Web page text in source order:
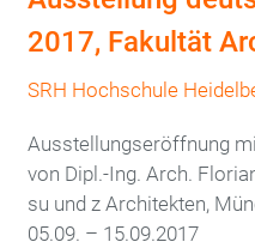
2017, Fakultät
SRH Hochschule
Ausstellungseröffnung
von Dipl.-Ing. Arch.
su und z Architekten,
05.09. – 15.09.2017